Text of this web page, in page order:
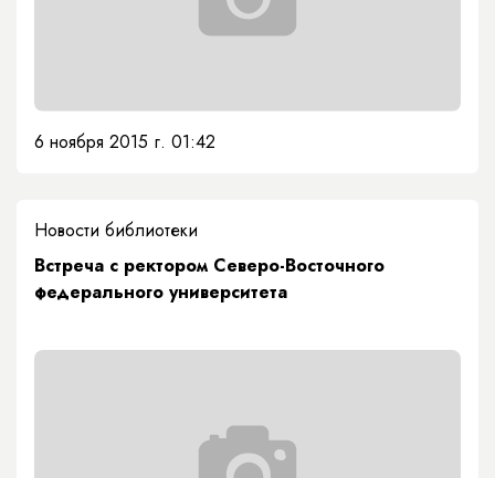
6 ноября 2015 г. 01:42
Новости библиотеки
Встреча с ректором Северо-Восточного
федерального университета